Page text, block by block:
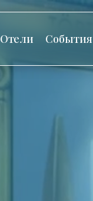
Отели События